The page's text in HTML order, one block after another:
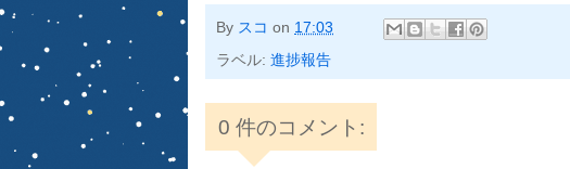
By スコ on 17:03
ラベル: 進捗報告
0 件のコメント: